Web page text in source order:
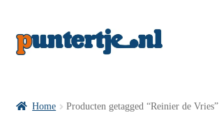
Home Producten getagged “Reinier de Vries”